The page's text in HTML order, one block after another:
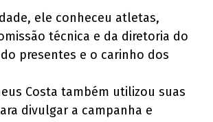
ele conheceu atletas,
técnica e da diretoria do
presentes e o carinho dos
Costa também utilizou suas
divulgar a campanha e